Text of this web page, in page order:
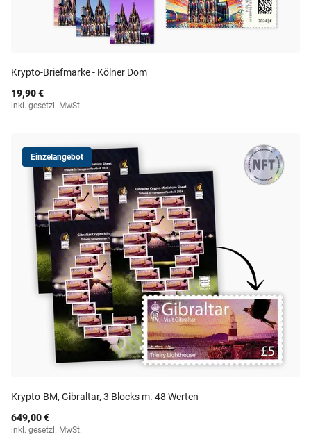
Krypto-Briefmarke - Kölner Dom
19,90 €
inkl. gesetzl. MwSt.
Einzelangebot
Krypto-BM, Gibraltar, 3 Blocks m. 48 Werten
649,00 €
inkl. gesetzl. MwSt.